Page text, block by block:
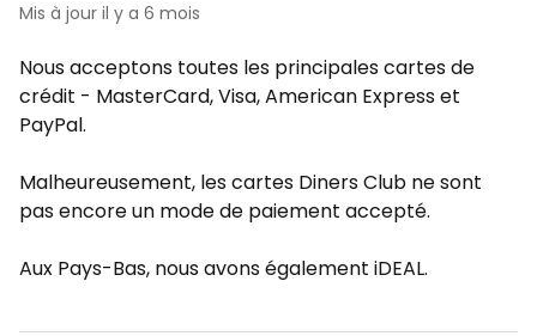
Mis à jour il y a 6 mois
Nous acceptons toutes les principales cartes de
crédit - MasterCard, Visa, American Express et
PayPal.
Malheureusement, les cartes Diners Club ne sont
pas encore un mode de paiement accepté.
Aux Pays-Bas, nous avons également iDEAL.